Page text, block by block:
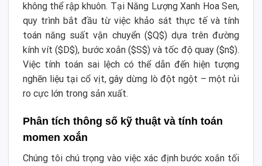
không thể rập khuôn. Tại Năng Lượng Xanh Hoa Sen,
quy trình bắt đầu từ việc khảo sát thực tế và tính
toán năng suất vận chuyển ($Q$) dựa trên đường
kính vít ($D$), bước xoắn ($S$) và tốc độ quay ($n$).
Việc tính toán sai lệch có thể dẫn đến hiện tượng
nghẽn liệu tại cổ vịt, gây dừng lò đột ngột – một rủi
ro cực lớn trong sản xuất.
Phân tích thông số kỹ thuật và tính toán
momen xoắn
Chúng tôi chú trọng vào việc xác định bước xoắn tối